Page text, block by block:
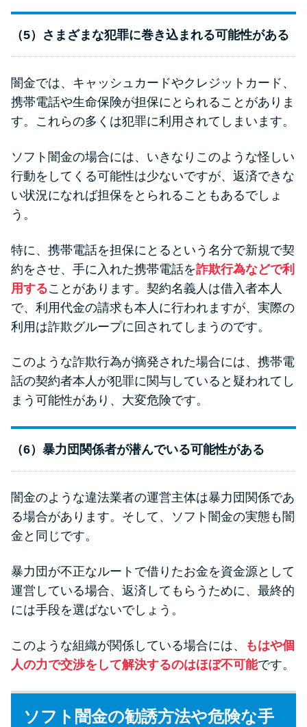
（5）さまざまな犯罪に巻き込まれる可能性がある
闇金では、キャッシュカードやクレジットカード、
携帯電話や生命保険が担保にとられることがありま
す。これらの多くは犯罪に利用されてしまいます。
ソフト闇金の場合には、いきなりこのような怪しい
行動をしてくる可能性は少ないですが、返済できな
い状況になれば担保をとられることもあるでしょ
う。
特に、携帯電話を担保にとるという名分で新規で契
約をさせ、手に入れた携帯電話を詐欺行為などで利
用することがあります。契約名義人は借入者本人
で、利用代金の請求も本人に行われますが、実際の
利用は詐欺グループに回されてしまうのです。
このような詐欺行為が摘発された場合には、携帯電
話の契約者本人が犯罪に関与していると疑われてし
まう可能性があり、大変危険です。
（6）暴力団関係者が潜んでいる可能性がある
闇金のような違法業者の運営主体は暴力団関係であ
る場合があります。そして、ソフト闇金の実態も闇
金と同じです。
暴力団が不正なルートで借りたお金を資金源として
運営している場合、返済してもらうために、最終的
には手段を選ばないでしょう。
このような組織が関係している場合には、
もはや個
人の力で交渉をして解決するのはほぼ不可能です。
ソフト闇金の勧誘方法や危険な手